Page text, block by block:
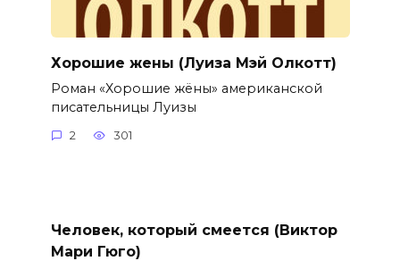
Хорошие жены (Луиза Мэй Олкотт)
Роман «Хорошие жёны» американской
писательницы Луизы
2 301
Человек, который смеется (Виктор
Мари Гюго)